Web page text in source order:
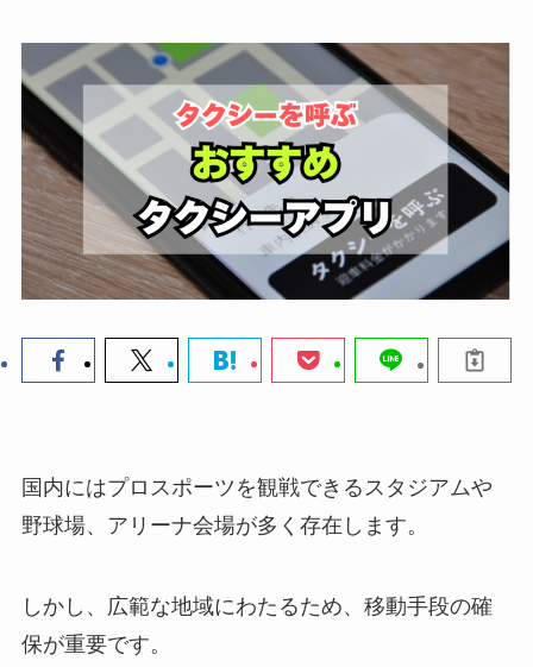
国内にはプロスポーツを観戦できるスタジアムや
野球場、アリーナ会場が多く存在します。
しかし、広範な地域にわたるため、移動手段の確
保が重要です。